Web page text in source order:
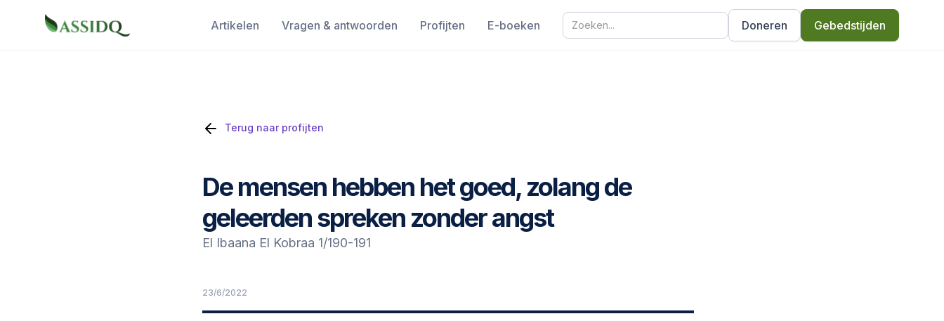
Artikelen Vragen & antwoorden Profijten E-boeken Doneren Gebedstijden
Terug naar profijten
De mensen hebben het goed, zolang de
geleerden spreken zonder angst
El Ibaana El Kobraa 1/190-191
23/6/2022